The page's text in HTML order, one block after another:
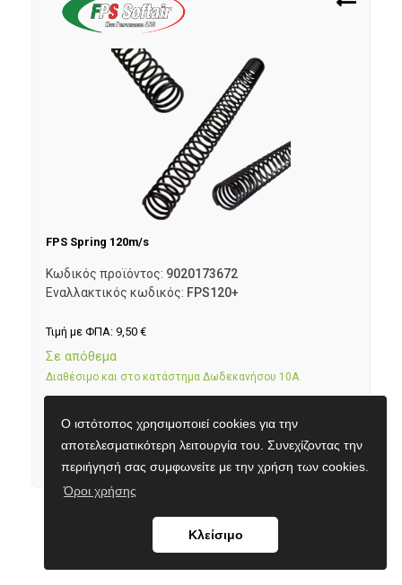
Ο ιστότοπος χρησιμοποιεί cookies για την
αποτελεσματικότερη λειτουργία του. Συνεχίζοντας την
περιήγησή σας συμφωνείτε με την χρήση των cookies.
Όροι χρήσης
Κλείσιμο
FPS Spring 120m/s
Κωδικός προϊόντος: 9020173672
Εναλλακτικός κωδικός: FPS120+
Τιμή με ΦΠΑ: 9,50 €
Σε απόθεμα
Διαθέσιμο και στο κατάστημα Δωδεκανήσου 10Α
Προσθήκη στο καλάθι